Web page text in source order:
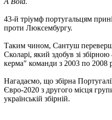
43-й тріумф португальцям
проти Люксембургу.
Таким чином, Сантуш
Сколарі, який здобув зі
керма" команди з 2003 по 2008
Нагадаємо, що збірна
Євро-2020 з другого місця
українській збірній.